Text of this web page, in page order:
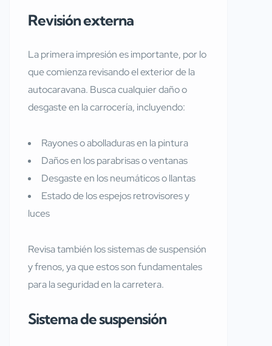
Revisión externa
La primera impresión es importante, por lo
que comienza revisando el exterior de la
autocaravana. Busca cualquier daño o
desgaste en la carrocería, incluyendo:
Rayones o abolladuras en la pintura
Daños en los parabrisas o ventanas
Desgaste en los neumáticos o llantas
Estado de los espejos retrovisores y
luces
Revisa también los sistemas de suspensión
y frenos, ya que estos son fundamentales
para la seguridad en la carretera.
Sistema de suspensión